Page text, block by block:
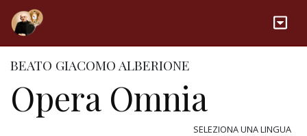
BEATO GIACOMO ALBERIONE
Opera Omnia
SELEZIONA UNA LINGUA